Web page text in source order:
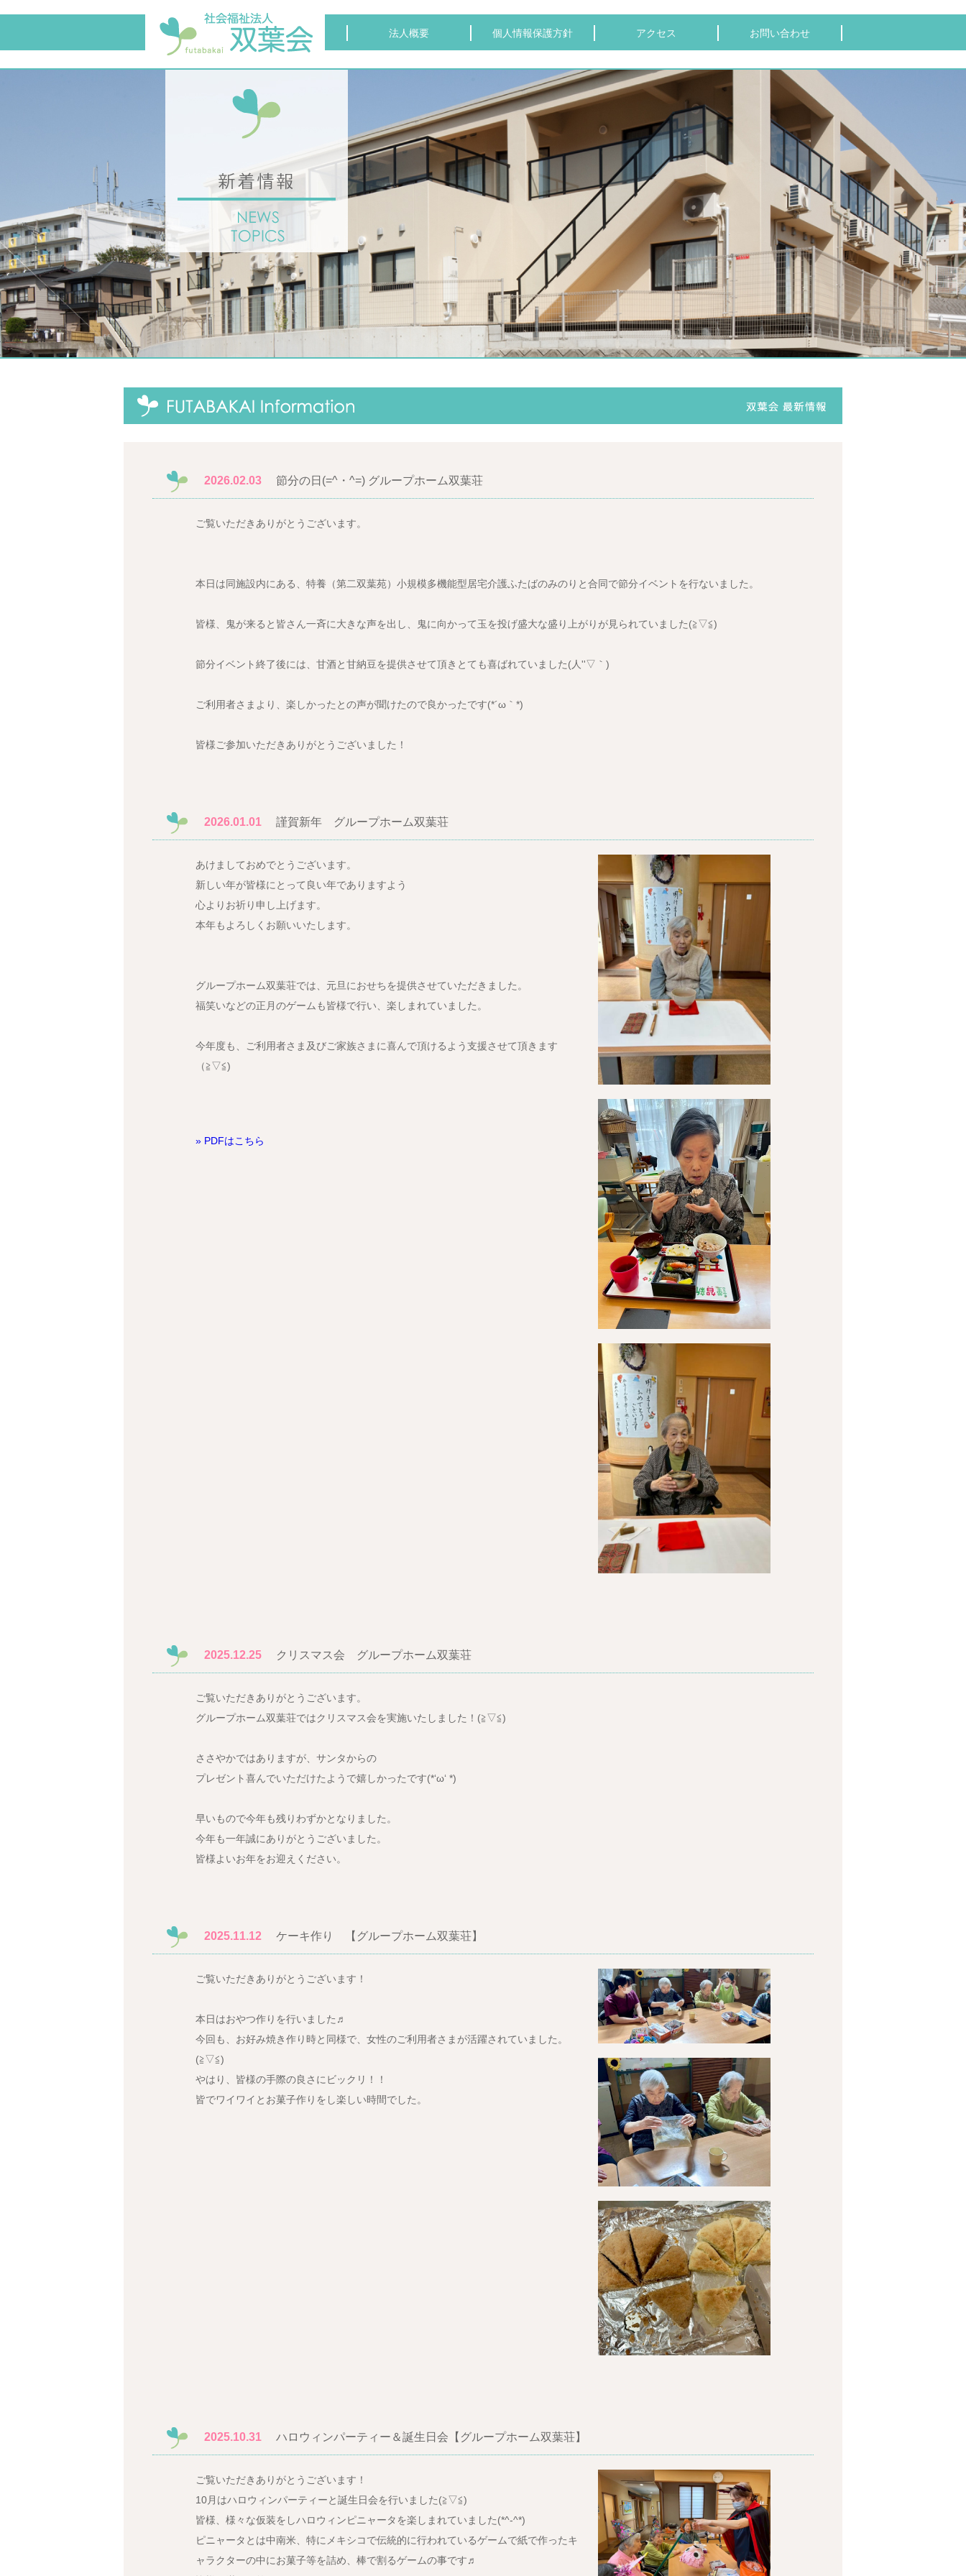
法人概要 個人情報保護方針 アクセス お問い合わせ
2026.02.03 節分の日(=^・^=) グループホーム双葉荘
ご覧いただきありがとうございます。
本日は同施設内にある、特養（第二双葉苑）小規模多機能型居宅介護ふたばのみのりと合同で節分イベントを行ないました。
皆様、鬼が来ると皆さん一斉に大きな声を出し、鬼に向かって玉を投げ盛大な盛り上がりが見られていました(≧▽≦)
節分イベント終了後には、甘酒と甘納豆を提供させて頂きとても喜ばれていました(人''▽｀)
ご利用者さまより、楽しかったとの声が聞けたので良かったです(*´ω｀*)
皆様ご参加いただきありがとうございました！
2026.01.01 謹賀新年 グループホーム双葉荘
あけましておめでとうございます。
新しい年が皆様にとって良い年でありますよう
心よりお祈り申し上げます。
本年もよろしくお願いいたします。
グループホーム双葉荘では、元旦におせちを提供させていただきました。
福笑いなどの正月のゲームも皆様で行い、楽しまれていました。
今年度も、ご利用者さま及びご家族さまに喜んで頂けるよう支援させて頂きます
（≧▽≦)
» PDFはこちら
2025.12.25 クリスマス会 グループホーム双葉荘
ご覧いただきありがとうございます。
グループホーム双葉荘ではクリスマス会を実施いたしました！(≧▽≦)
ささやかではありますが、サンタからの
プレゼント喜んでいただけたようで嬉しかったです(*‘ω‘ *)
早いもので今年も残りわずかとなりました。
今年も一年誠にありがとうございました。
皆様よいお年をお迎えください。
2025.11.12 ケーキ作り 【グループホーム双葉荘】
ご覧いただきありがとうございます！
本日はおやつ作りを行いました♬
今回も、お好み焼き作り時と同様で、女性のご利用者さまが活躍されていました。
(≧▽≦)
やはり、皆様の手際の良さにビックリ！！
皆でワイワイとお菓子作りをし楽しい時間でした。
2025.10.31 ハロウィンパーティー＆誕生日会【グループホーム双葉荘】
ご覧いただきありがとうございます！
10月はハロウィンパーティーと誕生日会を行いました(≧▽≦)
皆様、様々な仮装をしハロウィンピニャータを楽しまれていました(*^-^*)
ピニャータとは中南米、特にメキシコで伝統的に行われているゲームで紙で作ったキ
ャラクターの中にお菓子等を詰め、棒で割るゲームの事です♬